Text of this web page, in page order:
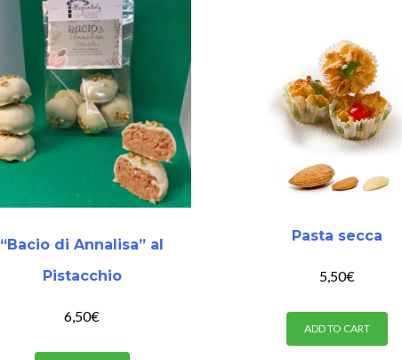
“Bacio di Annalisa” al
Pistacchio
6,50€
Pasta secca
5,50€
ADD TO CART